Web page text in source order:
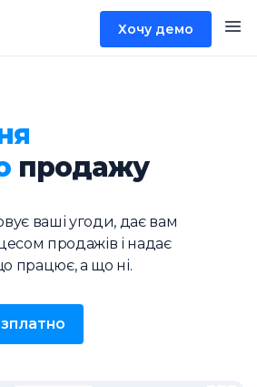
Хочу демо
продажу
ваші угоди, дає вам
продажів і надає
працює, а що ні.